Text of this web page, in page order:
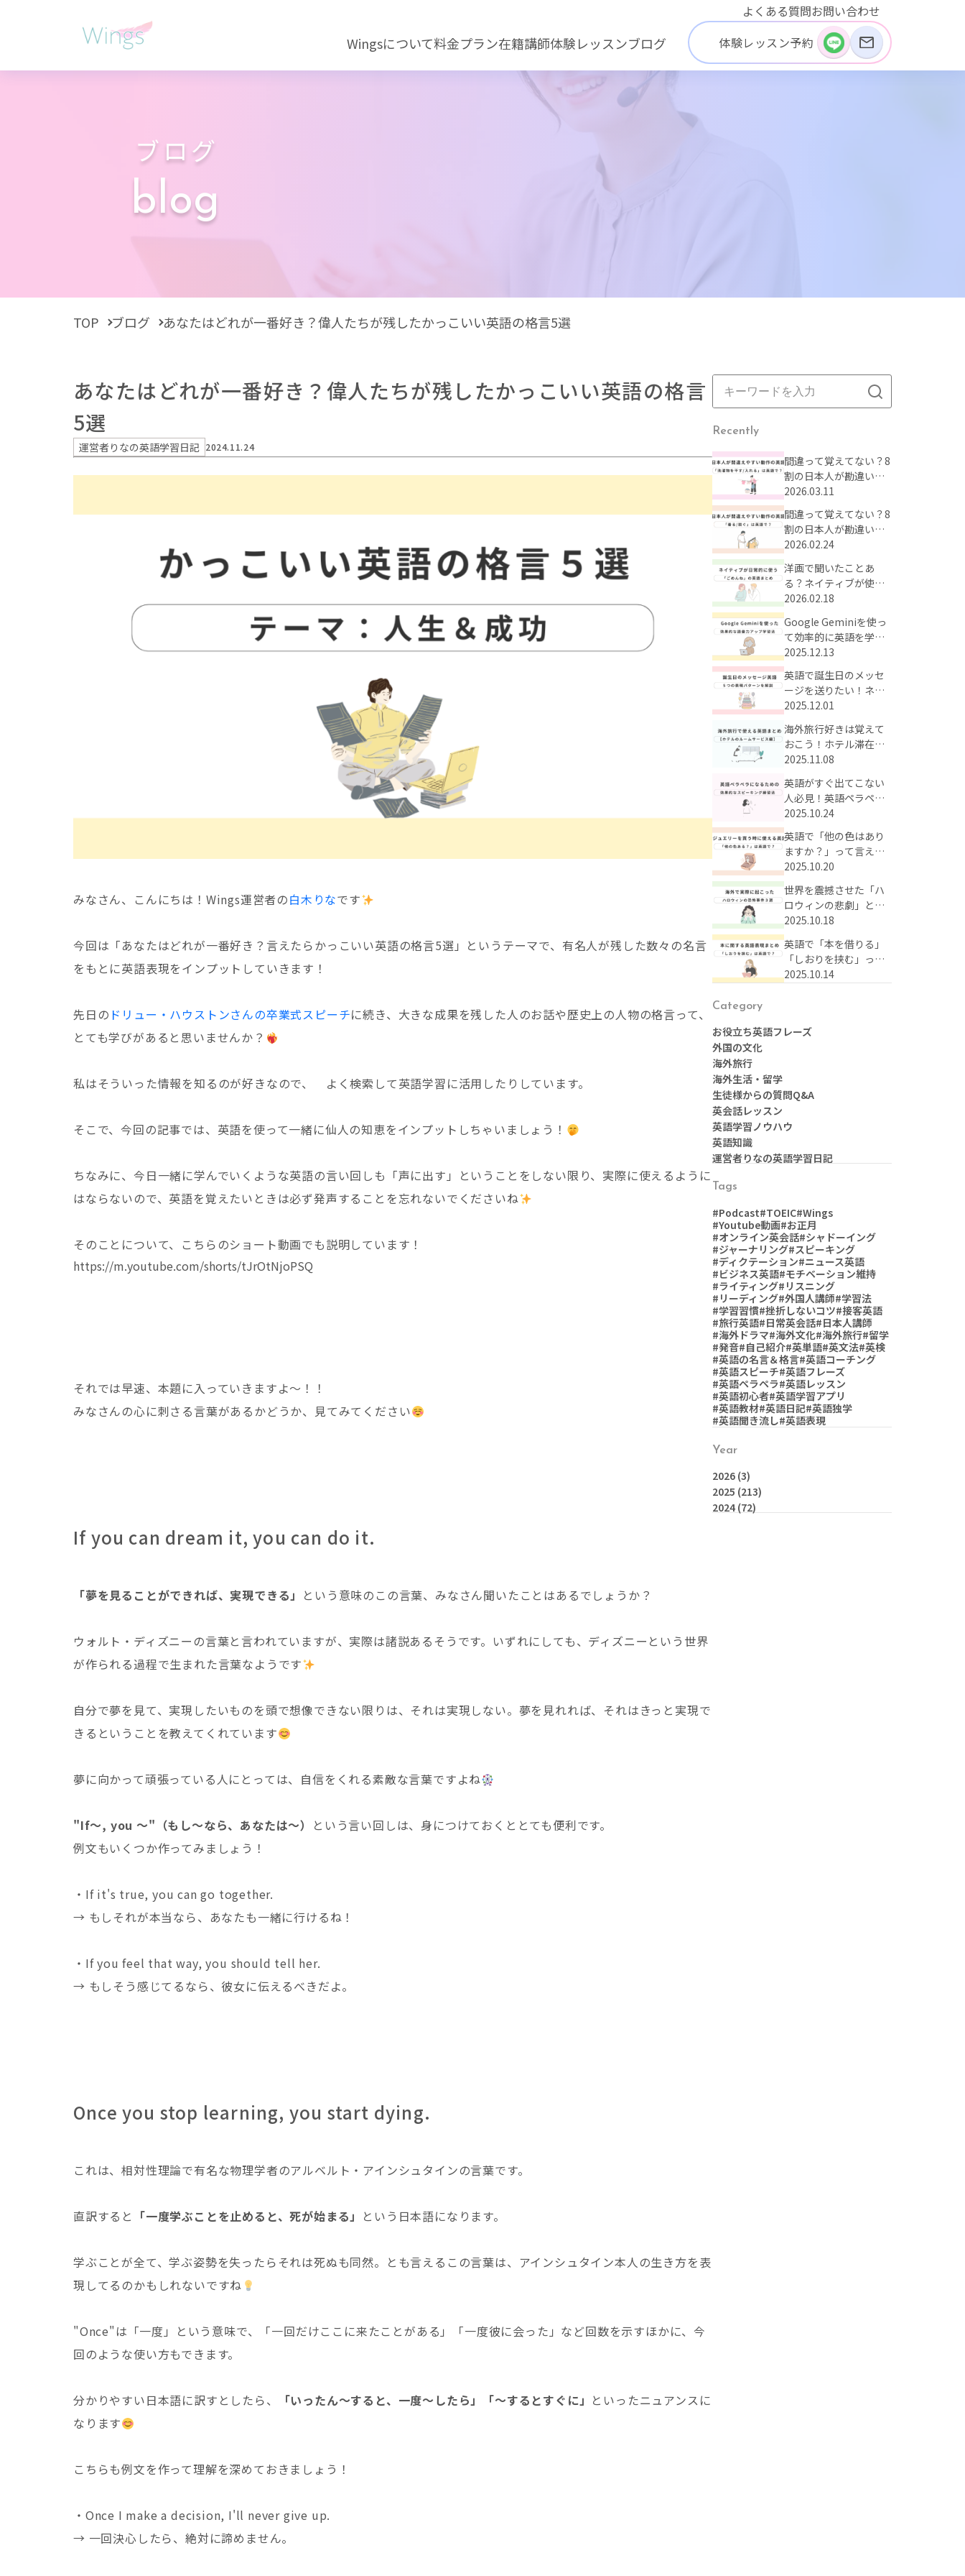
よくある質問お問い合わせ
Wingsについて料金プラン在籍講師体験レッスンブログ 体験レッスン予約
ブログ
blog
TOP ブログ あなたはどれが一番好き？偉人たちが残したかっこいい英語の格言5選
あなたはどれが一番好き？偉人たちが残したかっこいい英語の格言
5選
運営者りなの英語学習日記 2024.11.24
みなさん、こんにちは！Wings運営者の白木りなです
今回は「あなたはどれが一番好き？言えたらかっこいい英語の格言5選」というテーマで、有名人が残した数々の名言
をもとに英語表現をインプットしていきます！
先日の ドリュー・ハウストンさんの卒業式スピーチに続き、大きな成果を残した人のお話や歴史上の人物の格言って、
とても学びがあると思いませんか？
私はそういった情報を知るのが好きなので、 よく検索して英語学習に活用したりしています。
そこで、今回の記事では、英語を使って一緒に仙人の知恵をインプットしちゃいましょう！
ちなみに、今日一緒に学んでいくような英語の言い回しも「声に出す」ということをしない限り、実際に使えるように
はならないので、英語を覚えたいときは必ず発声することを忘れないでくださいね
そのことについて、こちらのショート動画でも説明しています！
https://m.youtube.com/shorts/tJrOtNjoPSQ
それでは早速、本題に入っていきますよ〜！！
みなさんの心に刺さる言葉があるかどうか、見てみてください
If you can dream it, you can do it.
「夢を見ることができれば、実現できる」 という意味のこの言葉、みなさん聞いたことはあるでしょうか？
ウォルト・ディズニーの言葉と言われていますが、実際は諸説あるそうです。いずれにしても、ディズニーという世界
が作られる過程で生まれた言葉なようです
自分で夢を見て、実現したいものを頭で想像できない限りは、それは実現しない。夢を見れれば、それはきっと実現で
きるということを教えてくれています
夢に向かって頑張っている人にとっては、自信をくれる素敵な言葉ですよね
"If〜, you 〜"（もし〜なら、あなたは〜）
という言い回しは、身につけておくととても便利です。
例文もいくつか作ってみましょう！
・If it's true, you can go together.
→ もしそれが本当なら、あなたも一緒に行けるね！
・If you feel that way, you should tell her.
→ もしそう感じてるなら、彼女に伝えるべきだよ。
Once you stop learning, you start dying.
これは、相対性理論で有名な物理学者のアルベルト・アインシュタインの言葉です。
直訳すると 「一度学ぶことを止めると、死が始まる」 という日本語になります。
学ぶことが全て、学ぶ姿勢を失ったらそれは死ぬも同然。とも言えるこの言葉は、アインシュタイン本人の生き方を表
現してるのかもしれないですね
"Once"は「一度」という意味で、「一回だけここに来たことがある」「一度彼に会った」など回数を示すほかに、今
回のような使い方もできます。
分かりやすい日本語に訳すとしたら、 「いったん〜すると、一度〜したら」「〜するとすぐに」 といったニュアンスに
なります
こちらも例文を作って理解を深めておきましょう！
・Once I make a decision, I'll never give up.
→ 一回決心したら、絶対に諦めません。
Recently
間違って覚えてない？8
割の日本人が勘違いし
がちな動作の英語表現
2026.03.11
間違って覚えてない？8
割の日本人が勘違いし
がちな動作の英語表現
2026.02.24
洋画で聞いたことあ
る？ネイティブが使う
「ごめんね」の英語表
2026.02.18
Google Geminiを使っ
て効率的に英語を学ぼ
う！時短で英単語が身
とは？
2025.12.13
英語で誕生日のメッセ
ージを送りたい！ネイ
ティブも使うかっこい
てご紹介
2025.12.01
海外旅行好きは覚えて
おこう！ホテル滞在中
のルームサービスに使
2025.11.08
英語がすぐ出てこない
人必見！英語ペラペラ
に近づくための効果的
2025.10.24
英語で「他の色はあり
ますか？」って言え
る？海外のジュエリー
フレーズまとめ
2025.10.20
世界を震撼させた「ハ
ロウィンの悲劇」と
は？海外で実際にあっ
2025.10.18
英語で「本を借りる」
「しおりを挟む」って
なんて言う？本に関す
2025.10.14
Category
お役立ち英語フレーズ
外国の文化
海外旅行
海外生活・留学
生徒様からの質問Q&A
英会話レッスン
英語学習ノウハウ
英語知識
運営者りなの英語学習日記
Tags
#Podcast#TOEIC#Wings
#Youtube動画#お正月
#オンライン英会話#シャドーイング
#ジャーナリング#スピーキング
#ディクテーション#ニュース英語
#ビジネス英語#モチベーション維持
#ライティング#リスニング
#リーディング#外国人講師#学習法
#学習習慣#挫折しないコツ#接客英語
#旅行英語#日常英会話#日本人講師
#海外ドラマ#海外文化#海外旅行#留学
#発音#自己紹介#英単語#英文法#英検
#英語の名言＆格言#英語コーチング
#英語スピーチ#英語フレーズ
#英語ペラペラ#英語レッスン
#英語初心者#英語学習アプリ
#英語教材#英語日記#英語独学
#英語聞き流し#英語表現
Year
2026 (3)
2025 (213)
2024(72)